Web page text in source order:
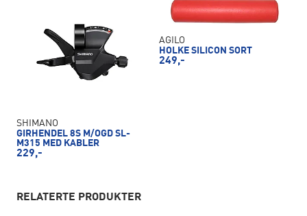
SHIMANO
GIRHENDEL 8S M/OGD SL-
M315 MED KABLER
229,-
AGILO
HOLKE SILICON SORT
249,-
RELATERTE PRODUKTER